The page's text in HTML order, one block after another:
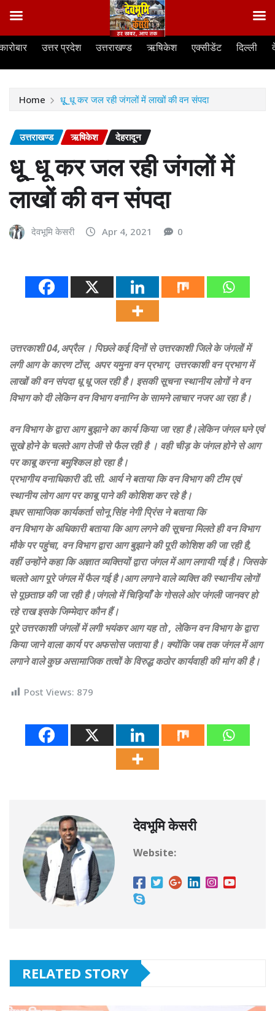
Skip
उत्तर प्रदेश उत्तराखण्ड ऋषिकेश एक्सीडेंट दिल्ली
Home धूू_धू कर जल रही जंगलों में लाखों की वन संपदा
उत्तराखण्ड ऋषिकेश देहरादून
धूू_धू कर जल रही जंगलों में
लाखों की वन संपदा
देवभूमि केसरी Apr 4, 2021 0
उत्तरकाशी 04,अप्रैल । पिछले कई दिनों से उत्तरकाशी जिले के जंगलों में
लगी आग के कारण टोंस, अपर यमुना वन प्रभाग, उत्तरकाशी वन प्रभाग में
लाखों की वन संपदा धू धू जल रही है। इसकी सूचना स्थानीय लोगों ने वन
विभाग को दी लेकिन वन विभाग वनाग्नि के सामने लाचार नजर आ रहा है।
वन विभाग के द्वारा आग बुझाने का कार्य किया जा रहा है।लेकिन जंगल घने एवं
सूखे होने के चलते आग तेजी से फैल रही है । वही चीड़ के जंगल होने से आग
पर काबू करना बमुश्किल हो रहा है।
प्रभागीय वनाधिकारी डी.सी. आर्य ने बताया कि वन विभाग की टीम एवं
स्थानीय लोग आग पर काबू पाने की कोशिश कर रहे है।
इधर सामाजिक कार्यकर्ता सोनू सिंह नेगी प्रिंस ने बताया कि
वन विभाग के अधिकारी बताया कि आग लगने की सूचना मिलते ही वन विभाग
मौके पर पहुंचा, वन विभाग द्वारा आग बुझाने की पूरी कोशिश की जा रही है,
वहीं उन्होंने कहा कि अज्ञात व्यक्तियों द्वारा जंगल में आग लगायी गई है। जिसके
चलते आग पूरे जंगल में फैल गई है।आग लगाने वाले व्यक्ति की स्थानीय लोगों
से पूछताछ की जा रही है।जंगलो में चिड़ियाँ के गोसले ओर जंगली जानवर हो
रहे राख इसके जिम्मेदार कौन हैं।
पूरे उत्तरकाशी जंगलों में लगी भयंकर आग यह तो , लेकिन वन विभाग के द्वारा
किया जाने वाला कार्य पर अफसोस जताया है। क्योंकि जब तक जंगल में आग
लगाने वाले कुछ असामाजिक तत्वों के विरुद्ध कठोर कार्यवाही की मांग की है।
Post Views: 879
देवभूमि केसरी
Website:
RELATED STORY